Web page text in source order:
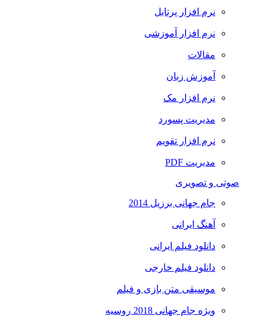
نرم افزار پرتابل
نرم افزار آموزشی
مقالات
آموزش زبان
نرم افزار مک
مدیریت پسورد
نرم افزار تقویم
مدیریت PDF
صوتی و تصویری
جام جهانی برزیل 2014
آهنگ ایرانی
دانلود فیلم ایرانی
دانلود فیلم خارجی
موسیقی متن بازی و فیلم
ویژه جام جهانی 2018 روسیه